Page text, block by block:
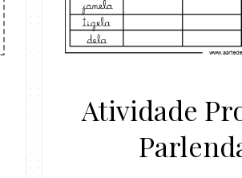
Atividade